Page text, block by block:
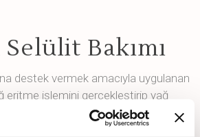
Bakımı
destek vermek amacıyla uygulanan
eritme işlemini gerçekleştirip yağ
Vücutta hızlı bir sirkülasyon ve
şekillenme sağlar.